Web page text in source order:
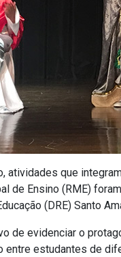
atividades que
de Ensino (RME)
(DRE) Santo
de evidenciar o
entre estudantes de